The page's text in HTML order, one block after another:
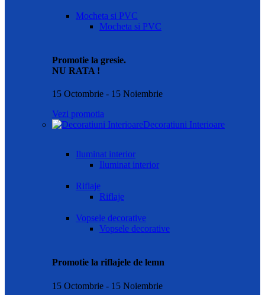
Mocheta si PVC
Mocheta si PVC
Promotie la gresie.
NU RATA !
15 Octombrie - 15 Noiembrie
Vezi promotia
Decoratiuni Interioare
Iluminat interior
Iluminat interior
Riflaje
Riflaje
Vopsele decorative
Vopsele decorative
Promotie la riflajele de lemn
15 Octombrie - 15 Noiembrie